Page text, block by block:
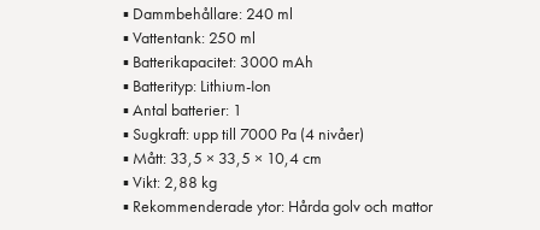
▪ Dammbehållare: 240 ml
▪ Vattentank: 250 ml
▪ Batterikapacitet: 3000 mAh
▪ Batterityp: Lithium-Ion
▪ Antal batterier: 1
▪ Sugkraft: upp till 7000 Pa (4 nivåer)
▪ Mått: 33,5 × 33,5 × 10,4 cm
▪ Vikt: 2,88 kg
▪ Rekommenderade ytor: Hårda golv och mattor